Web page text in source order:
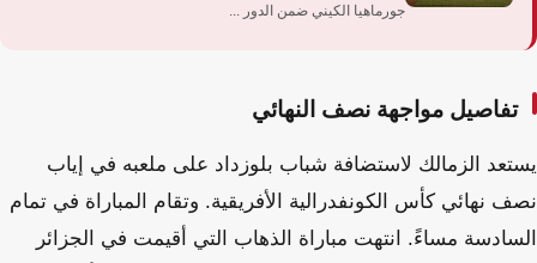
جورماهيا الكيني ضمن الدور ...
تفاصيل مواجهة نصف النهائي
يستعد الزمالك لاستضافة شباب بلوزداد على ملعبه في إياب
نصف نهائي كأس الكونفدرالية الأفريقية. وتقام المباراة في تمام
السادسة مساءً. انتهت مباراة الذهاب التي أقيمت في الجزائر